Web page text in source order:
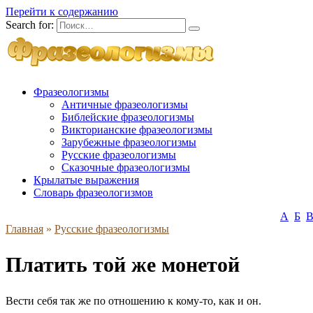
Перейти к содержанию
Search for:
Фразеологизмы
Античные фразеологизмы
Библейские фразеологизмы
Викторианские фразеологизмы
Зарубежные фразеологизмы
Русские фразеологизмы
Сказочные фразеологизмы
Крылатые выражения
Словарь фразеологизмов
А Б В
Главная » Русские фразеологизмы
Платить той же монетой
Вести себя так же по отношению к кому-то, как и он.